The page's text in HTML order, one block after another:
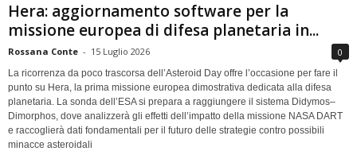
Hera: aggiornamento software per la
missione europea di difesa planetaria in...
Rossana Conte - 15 Luglio 2026 0
La ricorrenza da poco trascorsa dell’Asteroid Day offre l’occasione per fare il
punto su Hera, la prima missione europea dimostrativa dedicata alla difesa
planetaria. La sonda dell’ESA si prepara a raggiungere il sistema Didymos–
Dimorphos, dove analizzerà gli effetti dell’impatto della missione NASA DART
e raccoglierà dati fondamentali per il futuro delle strategie contro possibili
minacce asteroidali